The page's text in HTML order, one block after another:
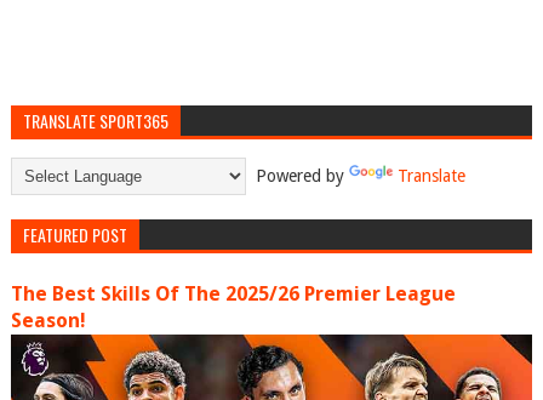
TRANSLATE SPORT365
Powered by Translate
FEATURED POST
The Best Skills Of The 2025/26 Premier League
Season!